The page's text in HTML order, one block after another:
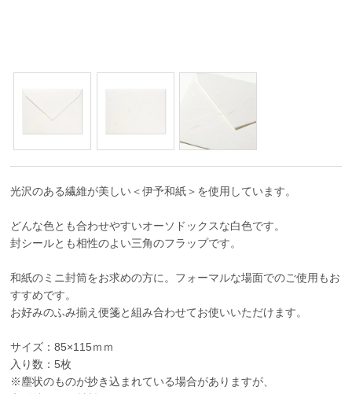
光沢のある繊維が美しい＜伊予和紙＞を使用しています。
どんな色とも合わせやすいオーソドックスな白色です。
封シールとも相性のよい三角のフラップです。
和紙のミニ封筒をお求めの方に。フォーマルな場面でのご使用もお
すすめです。
お好みのふみ揃え便箋と組み合わせてお使いいただけます。
サイズ：85×115ｍｍ
入り数：5枚
※塵状のものが抄き込まれている場合がありますが、